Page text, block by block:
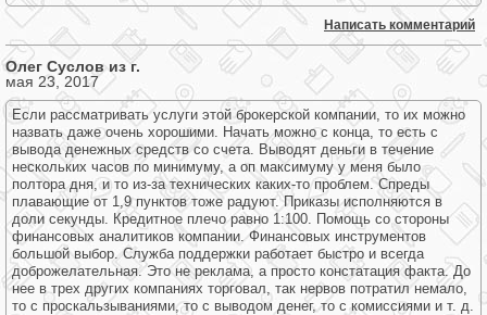
Написать комментарий
Олег Суслов из г.
мая 23, 2017
Если рассматривать услуги этой брокерской компании, то их можно
назвать даже очень хорошими. Начать можно с конца, то есть с
вывода денежных средств со счета. Выводят деньги в течение
нескольких часов по минимуму, а оп максимуму у меня было
полтора дня, и то из-за технических каких-то проблем. Спреды
плавающие от 1,9 пунктов тоже радуют. Приказы исполняются в
доли секунды. Кредитное плечо равно 1:100. Помощь со стороны
финансовых аналитиков компании. Финансовых инструментов
большой выбор. Служба поддержки работает быстро и всегда
доброжелательная. Это не реклама, а просто констатация факта. До
нее в трех других компаниях торговал, так нервов потратил немало,
то с проскальзываниями, то с выводом денег, то с комиссиями и т. д.